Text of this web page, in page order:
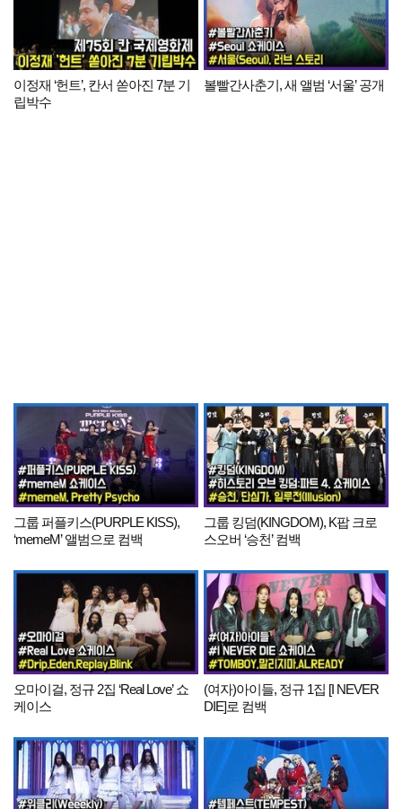
이정재 ‘헌트’, 칸서 쏟아진 7분 기
립박수
볼빨간사춘기, 새 앨범 ‘서울’ 공개
그룹 퍼플키스(PURPLE KISS),
‘memeM’ 앨범으로 컴백
그룹 킹덤(KINGDOM), K팝 크로
스오버 ‘승천’ 컴백
오마이걸, 정규 2집 ‘Real Love’ 쇼
케이스
(여자)아이들, 정규 1집 [I NEVER
DIE]로 컴백